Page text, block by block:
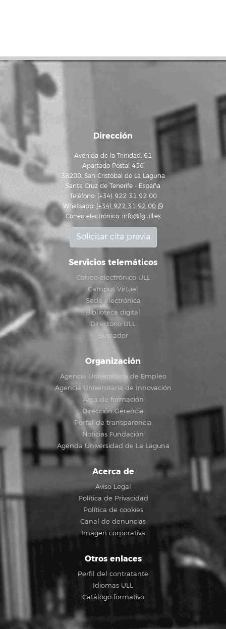
Dirección
Avenida de la Trinidad, 61
Apartado Postal 456
38200, San Cristóbal de La Laguna
Santa Cruz de Tenerife - España
Teléfono: (+34) 922 31 92 00
Whatsapp: (+34) 922 31 92 00
Correo electrónico: info@fg.ull.es
Solicitar cita previa
Servicios telemáticos
Correo electrónico ULL
Campus Virtual
Sede electrónica
Biblioteca digital
Directorio ULL
Buscador
Organización
Agencia Universitaria de Empleo
Agencia Universitaria de Innovación
Área de formación
Dirección Gerencia
Portal de transparencia
Noticias Fundación
Agenda Universidad de La Laguna
Acerca de
Aviso Legal
Política de Privacidad
Política de cookies
Canal de denuncias
Imagen corporativa
Otros enlaces
Perfil del contratante
Idiomas ULL
Catálogo formativo